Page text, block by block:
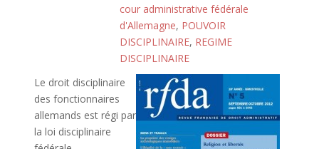
cour administrative fédérale
d'Allemagne, POUVOIR
DISCIPLINAIRE, REGIME
DISCIPLINAIRE
Le droit disciplinaire
des fonctionnaires
allemands est régi par
la loi disciplinaire